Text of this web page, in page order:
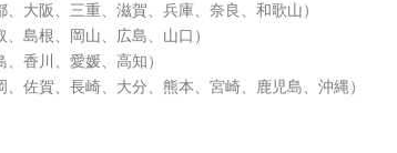
、大阪、三重、滋賀、兵庫、奈良、和歌山）
島根、岡山、広島、山口）
、香川、愛媛、高知）
、佐賀、長崎、大分、熊本、宮崎、鹿児島、沖縄）